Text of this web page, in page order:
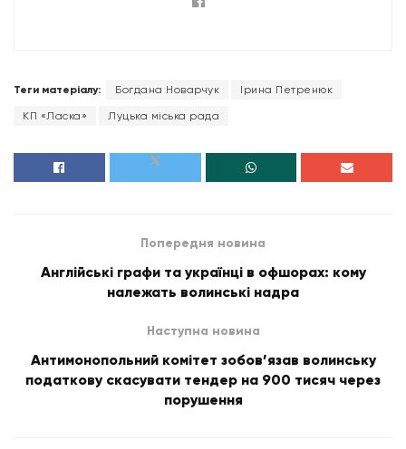
Теги матеріалу: Богдана Новарчук Ірина Петренюк
КП «Ласка» Луцька міська рада
Попередня новина
Англійські графи та українці в офшорах: кому
належать волинські надра
Наступна новина
Антимонопольний комітет зобов’язав волинську
податкову скасувати тендер на 900 тисяч через
порушення